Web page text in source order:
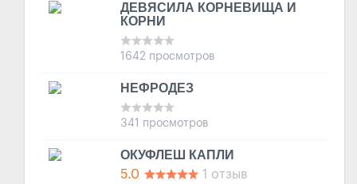
ДЕВЯСИЛА КОРНЕВИЩА И
КОРНИ
1642 просмотров
НЕФРОДЕЗ
341 просмотров
ОКУФЛЕШ КАПЛИ
5.0 1 отзыв